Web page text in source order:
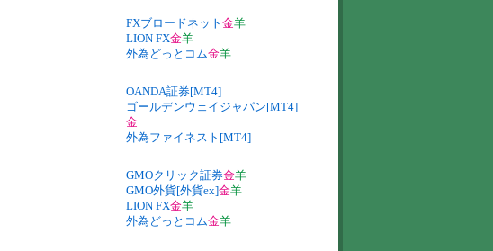
FXブロードネット 金羊
LION FX金羊
外為どっとコム金羊
OANDA証券[MT4]
ゴールデンウェイジャパン[MT4]
金
外為ファイネスト[MT4]
GMOクリック証券金羊
GMO外貨[外貨ex]金羊
LION FX金羊
外為どっとコム金羊